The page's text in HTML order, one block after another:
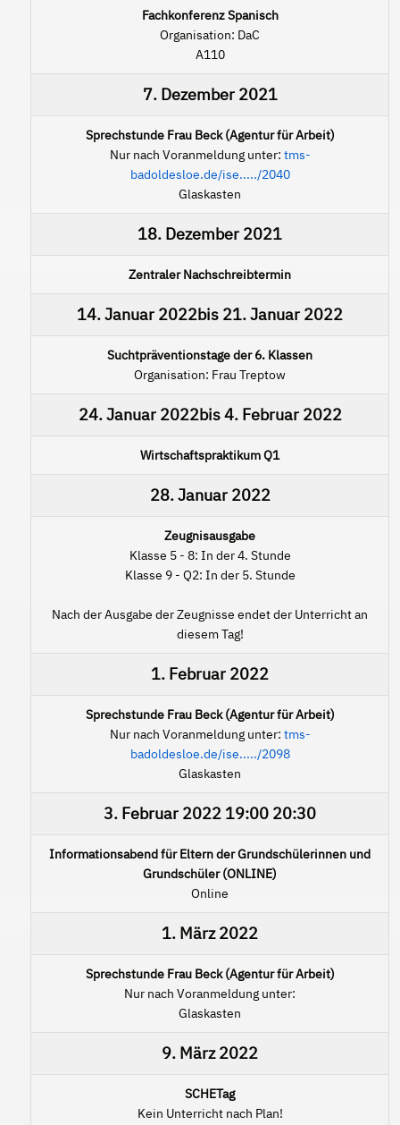
Fachkonferenz Spanisch
Organisation: DaC
A110
7. Dezember 2021
Sprechstunde Frau Beck (Agentur für Arbeit)
Nur nach Voranmeldung unter: tms-
badoldesloe.de/ise...../2040
Glaskasten
18. Dezember 2021
Zentraler Nachschreibtermin
14. Januar 2022bis 21. Januar 2022
Suchtpräventionstage der 6. Klassen
Organisation: Frau Treptow
24. Januar 2022bis4. Februar 2022
Wirtschaftspraktikum Q1
28. Januar 2022
Zeugnisausgabe
Klasse 5 - 8: In der 4. Stunde
Klasse 9 - Q2: In der 5. Stunde
Nach der Ausgabe der Zeugnisse endet der Unterricht an
diesem Tag!
1. Februar 2022
Sprechstunde Frau Beck (Agentur für Arbeit)
Nur nach Voranmeldung unter: tms-
badoldesloe.de/ise...../2098
Glaskasten
3. Februar 2022 19:00 20:30
Informationsabend für Eltern der Grundschülerinnen und
Grundschüler (ONLINE)
Online
1. März 2022
Sprechstunde Frau Beck (Agentur für Arbeit)
Nur nach Voranmeldung unter:
Glaskasten
9. März 2022
SCHETag
Kein Unterricht nach Plan!